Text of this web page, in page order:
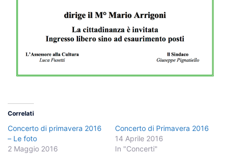
Correlati
Concerto di primavera 2016
– Le foto
2 Maggio 2016
Concerto di Primavera 2016
14 Aprile 2016
In "Concerti"